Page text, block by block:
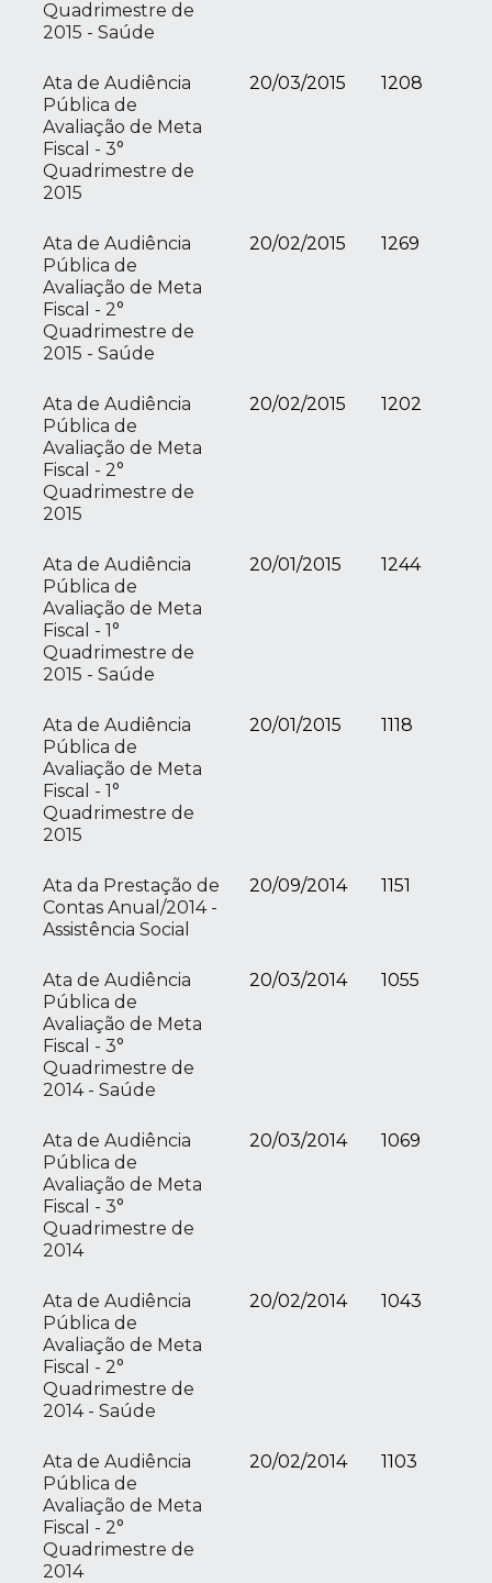
Quadrimestre de
2015 - Saúde
Ata de Audiência
Pública de
Avaliação de Meta
Fiscal - 3°
Quadrimestre de
2015
20/03/2015 1208
Ata de Audiência
Pública de
Avaliação de Meta
Fiscal - 2°
Quadrimestre de
2015 - Saúde
20/02/2015 1269
Ata de Audiência
Pública de
Avaliação de Meta
Fiscal - 2°
Quadrimestre de
2015
20/02/2015 1202
Ata de Audiência
Pública de
Avaliação de Meta
Fiscal - 1°
Quadrimestre de
2015 - Saúde
20/01/2015 1244
Ata de Audiência
Pública de
Avaliação de Meta
Fiscal - 1°
Quadrimestre de
2015
20/01/2015 1118
Ata da Prestação de
Contas Anual/2014 -
Assistência Social
20/09/2014 1151
Ata de Audiência
Pública de
Avaliação de Meta
Fiscal - 3°
Quadrimestre de
2014 - Saúde
20/03/2014 1055
Ata de Audiência
Pública de
Avaliação de Meta
Fiscal - 3°
Quadrimestre de
2014
20/03/2014 1069
Ata de Audiência
Pública de
Avaliação de Meta
Fiscal - 2°
Quadrimestre de
2014 - Saúde
20/02/2014 1043
Ata de Audiência
Pública de
Avaliação de Meta
Fiscal - 2°
Quadrimestre de
2014
20/02/2014 1103